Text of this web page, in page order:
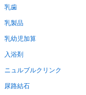
乳歯
乳製品
乳幼児加算
入浴剤
ニュルブルクリンク
尿路結石